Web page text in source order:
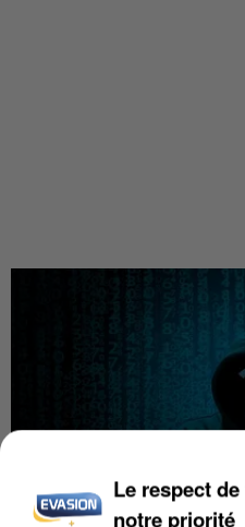
Le respect
notre priorité